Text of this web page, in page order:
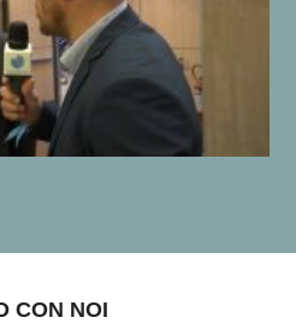
CON NOI